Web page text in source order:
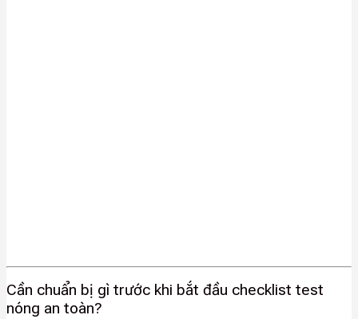
Cần chuẩn bị gì trước khi bắt đầu checklist test
nóng an toàn?